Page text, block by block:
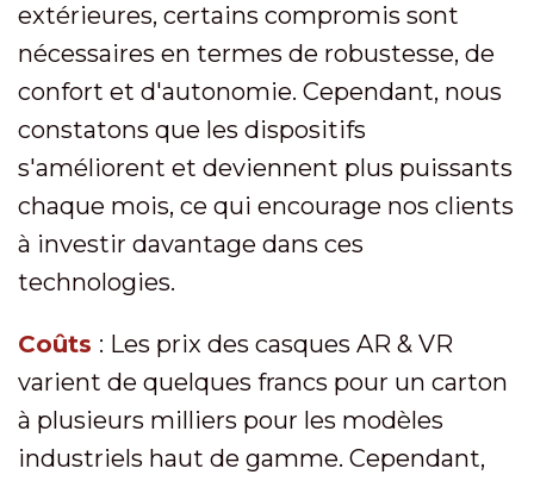
extérieures, certains compromis sont
nécessaires en termes de robustesse, de
confort et d'autonomie. Cependant, nous
constatons que les dispositifs
s'améliorent et deviennent plus puissants
chaque mois, ce qui encourage nos clients
à investir davantage dans ces
technologies.
Coûts : Les prix des casques AR & VR
varient de quelques francs pour un carton
à plusieurs milliers pour les modèles
industriels haut de gamme. Cependant,